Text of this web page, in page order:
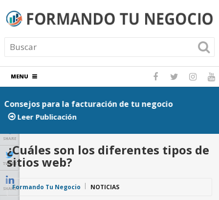
MENU
Consejos para la facturación de tu negocio
Leer Publicación
SHARE
TWEET
SHARE
¿Cuáles son los diferentes tipos de
sitios web?
Formando Tu Negocio NOTICIAS